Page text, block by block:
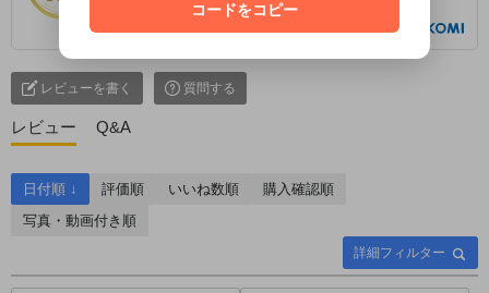
certified by
レビューを書く 質問する
レビュー Q&A
詳細フィルター
日付順 ↓ 評価順 いいね数順
購入確認順
写真・動画付き順
コードをコピー